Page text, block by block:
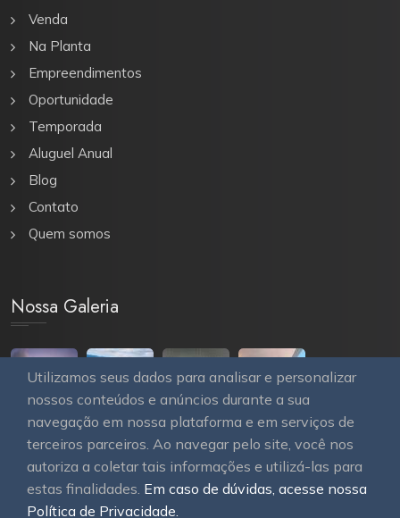
Utilizamos seus dados para analisar e personalizar
nossos conteúdos e anúncios durante a sua
navegação em nossa plataforma e em serviços de
terceiros parceiros. Ao navegar pelo site, você nos
autoriza a coletar tais informações e utilizá-las para
estas finalidades. Em caso de dúvidas, acesse nossa
Política de Privacidade.
Venda
Na Planta
Empreendimentos
Oportunidade
Temporada
Aluguel Anual
Blog
Contato
Quem somos
Nossa Galeria
© 2026 OAWEB site e sistemas para imobiliárias